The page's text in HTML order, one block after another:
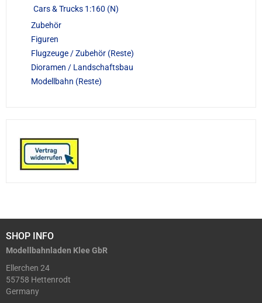
Cars & Trucks 1:160 (N)
Zubehör
Figuren
Flugzeuge / Zubehör (Reste)
Dioramen / Landschaftsbau
Modellbahn (Reste)
SHOP INFO
Modellbahnladen Klee GbR
Ellerchen 24
55758 Hettenrodt
Germany